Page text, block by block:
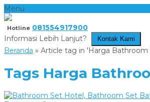
Menu
Hotline 081554917900
Informasi Lebih Lanjut?
Kontak Kami
Beranda » Article tag in 'Harga Bathroom
Tags Harga